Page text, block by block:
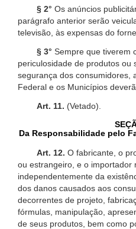
§ 2° Os anúncios
parágrafo anterior serão
televisão, às expensas do
§ 3° Sempre que tiverem
periculosidade de produtos ou
segurança dos consumidores,
Federal e os Municípios
Art. 11. (Vetado).
Da Responsabilidade pelo
Art. 12. O fabricante, o
ou estrangeiro, e o importador
independentemente da
dos danos causados aos
decorrentes de projeto,
fórmulas, manipulação,
de seus produtos, bem como